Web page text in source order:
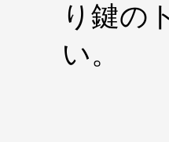
り鍵の
い。